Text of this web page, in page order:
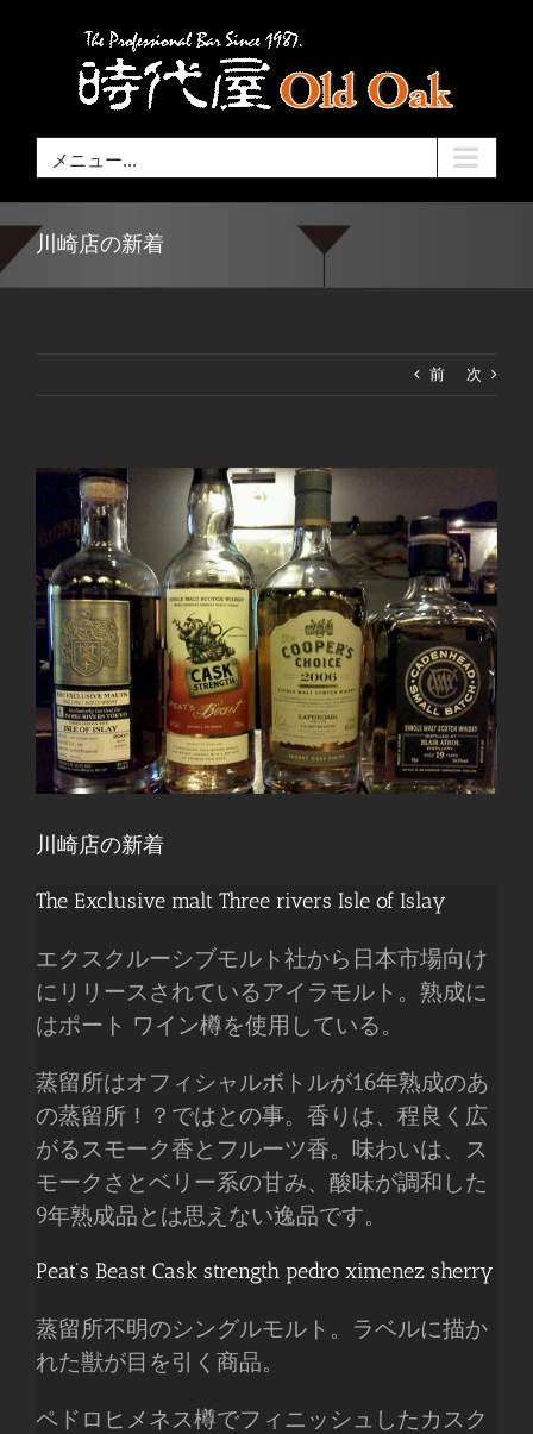
メニュー...
川崎店の新着
前 次
View
Larger
Image
川崎店の新着
The Exclusive malt Three rivers Isle of Islay
エクスクルーシブモルト社から日本市場向け
にリリースされているアイラモルト。熟成に
はポート ワイン樽を使用している。
蒸留所はオフィシャルボトルが16年熟成のあ
の蒸留所！？ではとの事。香りは、程良く広
がるスモーク香とフルーツ香。味わいは、ス
モークさとベリー系の甘み、酸味が調和した
9年熟成品とは思えない逸品です。
Peat’s Beast Cask strength pedro ximenez sherry
蒸留所不明のシングルモルト。ラベルに描か
れた獣が目を引く商品。
ペドロヒメネス樽でフィニッシュしたカスク